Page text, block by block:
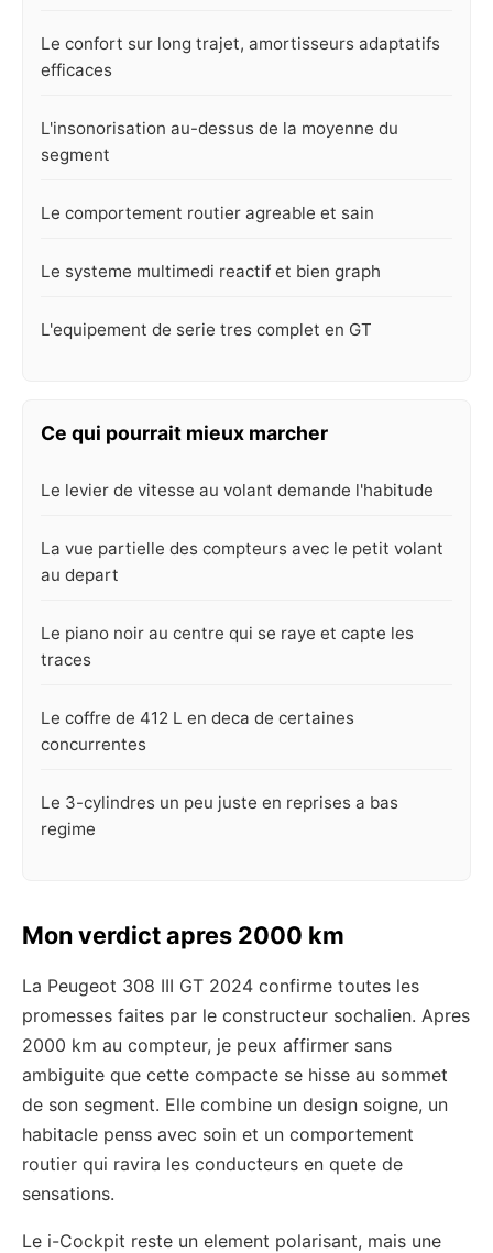
Le confort sur long trajet, amortisseurs adaptatifs
efficaces
L'insonorisation au-dessus de la moyenne du
segment
Le comportement routier agreable et sain
Le systeme multimedi reactif et bien graph
L'equipement de serie tres complet en GT
Ce qui pourrait mieux marcher
Le levier de vitesse au volant demande l'habitude
La vue partielle des compteurs avec le petit volant
au depart
Le piano noir au centre qui se raye et capte les
traces
Le coffre de 412 L en deca de certaines
concurrentes
Le 3-cylindres un peu juste en reprises a bas
regime
Mon verdict apres 2000 km
La Peugeot 308 III GT 2024 confirme toutes les
promesses faites par le constructeur sochalien. Apres
2000 km au compteur, je peux affirmer sans
ambiguite que cette compacte se hisse au sommet
de son segment. Elle combine un design soigne, un
habitacle penss avec soin et un comportement
routier qui ravira les conducteurs en quete de
sensations.
Le i-Cockpit reste un element polarisant, mais une